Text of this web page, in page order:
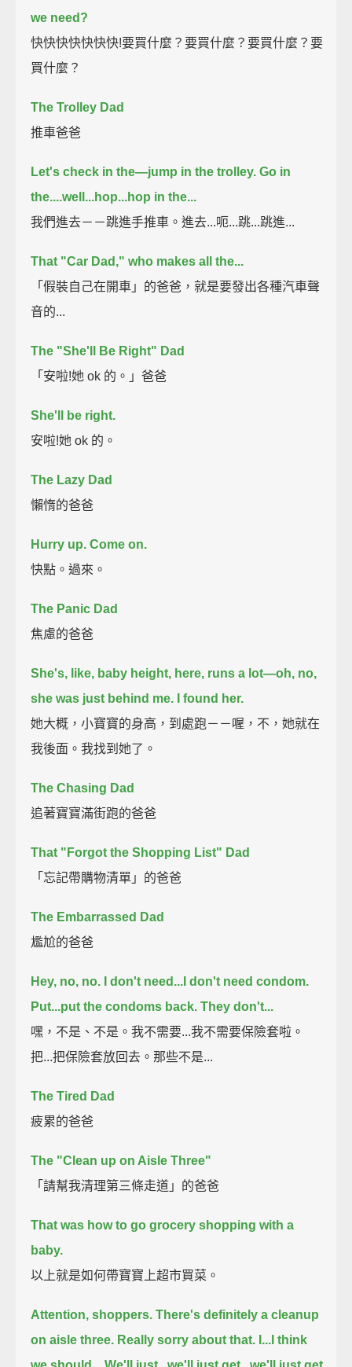
we need?
快快快快快快快!要買什麼？要買什麼？要買什麼？要
買什麼？
The Trolley Dad
推車爸爸
Let's check in the—jump in the trolley. Go in
the....well...hop...hop in the...
我們進去－－跳進手推車。進去...呃...跳...跳進...
That "Car Dad," who makes all the...
「假裝自己在開車」的爸爸，就是要發出各種汽車聲
音的...
The "She'll Be Right" Dad
「安啦!她 ok 的。」爸爸
She'll be right.
安啦!她 ok 的。
The Lazy Dad
懶惰的爸爸
Hurry up. Come on.
快點。過來。
The Panic Dad
焦慮的爸爸
She's, like, baby height, here, runs a lot—oh, no,
she was just behind me. I found her.
她大概，小寶寶的身高，到處跑－－喔，不，她就在
我後面。我找到她了。
The Chasing Dad
追著寶寶滿街跑的爸爸
That "Forgot the Shopping List" Dad
「忘記帶購物清單」的爸爸
The Embarrassed Dad
尷尬的爸爸
Hey, no, no. I don't need...I don't need condom.
Put...put the condoms back. They don't...
嘿，不是、不是。我不需要...我不需要保險套啦。
把...把保險套放回去。那些不是...
The Tired Dad
疲累的爸爸
The "Clean up on Aisle Three"
「請幫我清理第三條走道」的爸爸
That was how to go grocery shopping with a
baby.
以上就是如何帶寶寶上超市買菜。
Attention, shoppers. There's definitely a cleanup
on aisle three. Really sorry about that. I...I think